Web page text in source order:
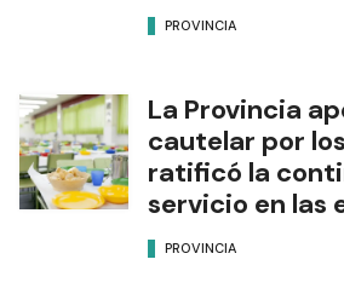
PROVINCIA
La Provincia
cautelar por
ratificó la
servicio en las
PROVINCIA